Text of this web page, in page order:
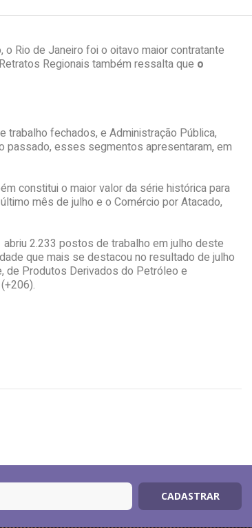
Rio de Janeiro foi o oitavo maior contratante
Regionais também ressalta que o
fechados, e Administração Pública,
passado, esses segmentos apresentaram, em
constitui o maior valor da série histórica para
mês de julho e o Comércio por Atacado,
2.233 postos de trabalho em julho deste
que mais se destacou no resultado de julho
de Produtos Derivados do Petróleo e